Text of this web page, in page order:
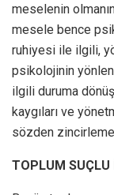
meselenin
mesele bence
ruhiyesi ile ilgili,
psikolojinin
ilgili duruma
kaygıları ve
sözden
TOPLUM SUÇLU